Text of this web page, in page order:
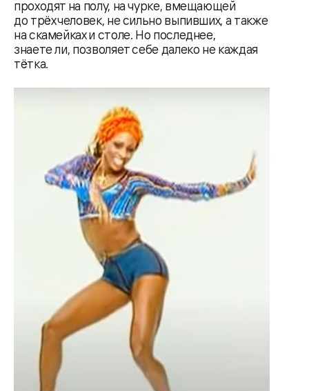
проходят на полу, на чурке, вмещающей
до трёх человек, не сильно выпивших, а также
на скамейках и столе. Но последнее,
знаете ли, позволяет себе далеко не каждая
тётка.